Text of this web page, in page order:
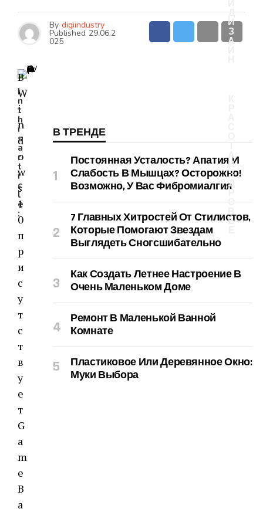
Д
И
З
А
Т
А
И
З
Д
О
В
Ь
By digiindustry
Published 29.06.2
025
В
W
i
n
d
o
w
s
1
0
п
р
и
с
у
т
с
т
в
у
е
т
G
a
m
e
B
a
I
n
t
h
i
s
a
r
t
i
c
l
e
:
В ТРЕНДЕ
Постоянная Усталость? Апатия И
Слабость В Мышцах? Осторожно!
Возможно, У Вас Фибромиалгия
7 Главных Хитростей От Стилистов,
Которые Помогают Звездам
Выглядеть Сногсшибательно
Как Создать Летнее Настроение В
Очень Маленьком Доме
Ремонт В Маленькой Ванной
Комнате
Пластиковое Или Деревянное Окно:
Муки Выбора